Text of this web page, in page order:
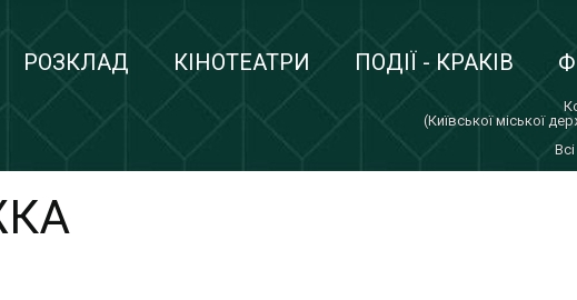
РОЗКЛАД КІНОТЕАТРИ ПОДІЇ - КРАКІВ
(Київської міської
Всi